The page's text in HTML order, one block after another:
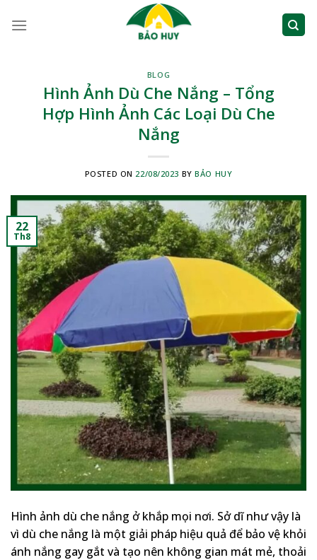
BLOG
Hình Ảnh Dù Che Nắng – Tổng
Hợp Hình Ảnh Các Loại Dù Che
Nắng
POSTED ON 22/08/2023 BYBẢO HUY
22
Th8
Hình ảnh dù che nắng ở khắp mọi nơi. Sở dĩ như vậy là
vì dù che nắng là một giải pháp hiệu quả để bảo vệ khỏi
ánh nắng gay gắt và tạo nên không gian mát mẻ, thoải